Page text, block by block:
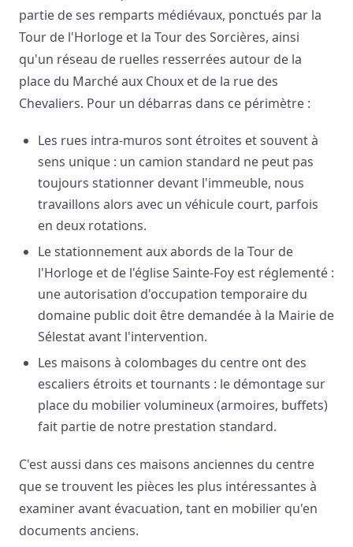
partie de ses remparts médiévaux, ponctués par la
Tour de l'Horloge et la Tour des Sorcières, ainsi
qu'un réseau de ruelles resserrées autour de la
place du Marché aux Choux et de la rue des
Chevaliers. Pour un débarras dans ce périmètre :
Les rues intra-muros sont étroites et souvent à
sens unique : un camion standard ne peut pas
toujours stationner devant l'immeuble, nous
travaillons alors avec un véhicule court, parfois
en deux rotations.
Le stationnement aux abords de la Tour de
l'Horloge et de l'église Sainte-Foy est réglementé :
une autorisation d'occupation temporaire du
domaine public doit être demandée à la Mairie de
Sélestat avant l'intervention.
Les maisons à colombages du centre ont des
escaliers étroits et tournants : le démontage sur
place du mobilier volumineux (armoires, buffets)
fait partie de notre prestation standard.
C'est aussi dans ces maisons anciennes du centre
que se trouvent les pièces les plus intéressantes à
examiner avant évacuation, tant en mobilier qu'en
documents anciens.